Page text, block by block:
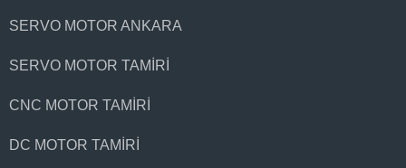
SERVO MOTOR ANKARA
SERVO MOTOR TAMIRI
CNC MOTOR TAMIRI
DC MOTOR TAMIRI